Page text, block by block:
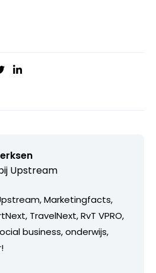
Upstream
Marketingfacts,
TravelNext, RvT VPRO,
business, onderwijs,